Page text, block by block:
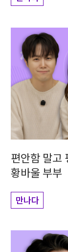
편안함 말고
황바울 부부
만나다